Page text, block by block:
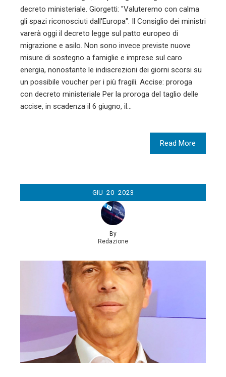
decreto ministeriale. Giorgetti: "Valuteremo con calma
gli spazi riconosciuti dall'Europa". Il Consiglio dei ministri
varerà oggi il decreto legge sul patto europeo di
migrazione e asilo. Non sono invece previste nuove
misure di sostegno a famiglie e imprese sul caro
energia, nonostante le indiscrezioni dei giorni scorsi su
un possibile voucher per i più fragili. Accise: proroga
con decreto ministeriale Per la proroga del taglio delle
accise, in scadenza il 6 giugno, il…
Read More
GIU 20 2023
By
Redazione